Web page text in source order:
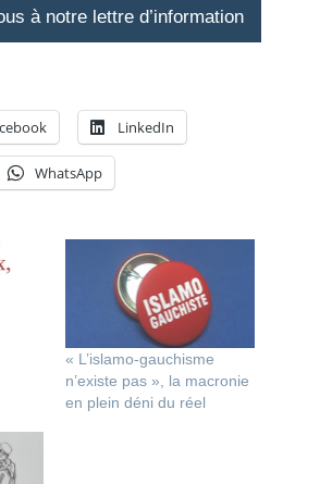
à notre lettre d’information
LinkedIn
WhatsApp
« L’islamo-gauchisme
n’existe pas », la macronie
en plein déni du réel